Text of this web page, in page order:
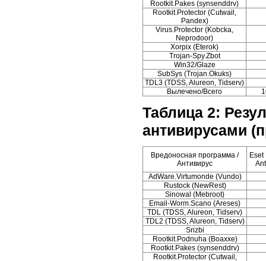
Rootkit.Pakes (synsenddrv)
Rootkit.Protector (Cutwail,
Pandex)
Virus.Protector (Kobcka,
Neprodoor)
Xorpix (Eterok)
Trojan-Spy.Zbot
Win32/Glaze
SubSys (Trojan.Okuks)
TDL3 (TDSS, Alureon, Tidserv)
Вылечено/Всего
Таблица 2:
антивирусами
Вредоносная программа /
Антивирус
Eset
AdWare.Virtumonde (Vundo)
Rustock (NewRest)
Sinowal (Mebroot)
Email-Worm.Scano (Areses)
TDL (TDSS, Alureon, Tidserv)
TDL2 (TDSS, Alureon, Tidserv)
Srizbi
Rootkit.Podnuha (Boaxxe)
Rootkit.Pakes (synsenddrv)
Rootkit.Protector (Cutwail,